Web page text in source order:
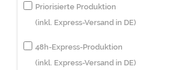
Priorisierte Produktion
(inkl. Express-Versand in DE)
48h-Express-Produktion
(inkl. Express-Versand in DE)